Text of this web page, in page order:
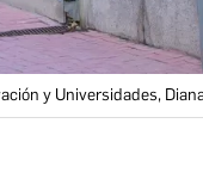
y Universidades,